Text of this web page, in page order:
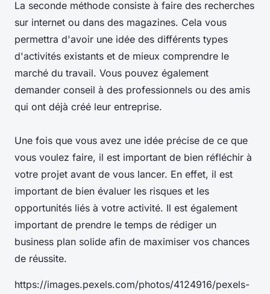
La seconde méthode consiste à faire des recherches
sur internet ou dans des magazines. Cela vous
permettra d'avoir une idée des différents types
d'activités existants et de mieux comprendre le
marché du travail. Vous pouvez également
demander conseil à des professionnels ou des amis
qui ont déjà créé leur entreprise.
Une fois que vous avez une idée précise de ce que
vous voulez faire, il est important de bien réfléchir à
votre projet avant de vous lancer. En effet, il est
important de bien évaluer les risques et les
opportunités liés à votre activité. Il est également
important de prendre le temps de rédiger un
business plan solide afin de maximiser vos chances
de réussite.
https://images.pexels.com/photos/4124916/pexels-